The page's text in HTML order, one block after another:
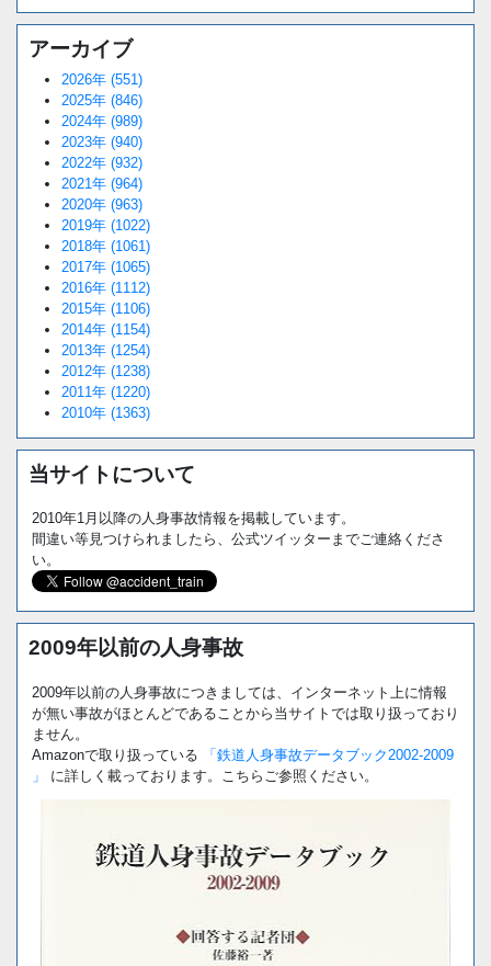
アーカイブ
2026年 (551)
2025年 (846)
2024年 (989)
2023年 (940)
2022年 (932)
2021年 (964)
2020年 (963)
2019年 (1022)
2018年 (1061)
2017年 (1065)
2016年 (1112)
2015年 (1106)
2014年 (1154)
2013年 (1254)
2012年 (1238)
2011年 (1220)
2010年 (1363)
当サイトについて
2010年1月以降の人身事故情報を掲載しています。
間違い等見つけられましたら、公式ツイッターまでご連絡くださ
い。
2009年以前の人身事故
2009年以前の人身事故につきましては、インターネット上に情報
が無い事故がほとんどであることから当サイトでは取り扱っており
ません。
Amazonで取り扱っている
「鉄道人身事故データブック2002-2009
」
に詳しく載っております。こちらご参照ください。